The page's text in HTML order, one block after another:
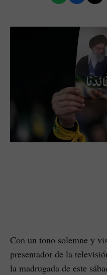
Con un tono solemne y
presentador de la
la madrugada de este